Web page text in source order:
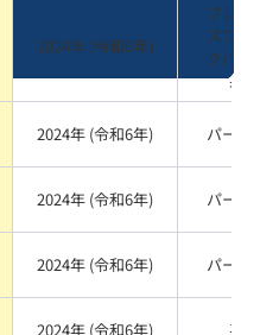
2024年 (令和6年)
プレシ
スブラ
クパー
系
2024年 (令和6年) パール
2024年 (令和6年) パール
2024年 (令和6年) パール
2024年 (令和6年) 系